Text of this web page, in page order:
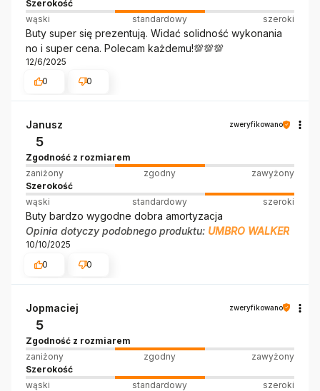
Szerokość
wąski
standardowy szeroki
Buty super się prezentują. Widać solidność wykonania
no i super cena. Polecam każdemu!💯💯💯
12/6/2025
0
0
Janusz zweryfikowano
5
Zgodność z rozmiarem
zaniżony
zgodny
zawyżony
Szerokość
wąski
standardowy szeroki
Buty bardzo wygodne dobra amortyzacja
Opinia dotyczy podobnego produktu: UMBRO WALKER
10/10/2025
0
0
Jopmaciej zweryfikowano
5
Zgodność z rozmiarem
zaniżony
zgodny
zawyżony
Szerokość
wąski
standardowy szeroki